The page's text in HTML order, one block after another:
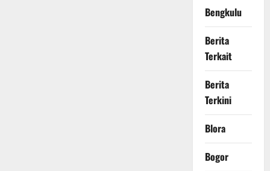
Bengkulu
Berita
Terkait
Berita
Terkini
Blora
Bogor